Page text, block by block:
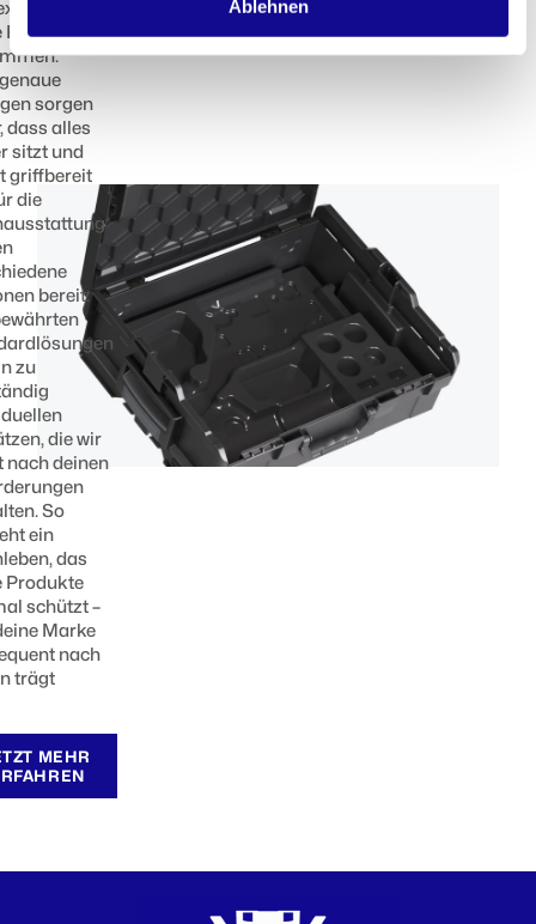
Ablehnen
auf
Inhalte
sorgen
dass alles
sitzt und
griffbereit
die
bereit:
zu
die wir
nach deinen
So
ein
das
Produkte
schützt –
Marke
nach
trägt
MEHR